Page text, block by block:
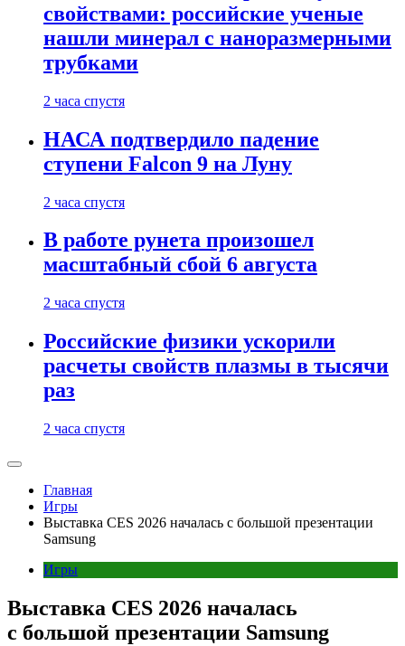
свойствами: российские ученые
нашли минерал с наноразмерными
трубками
2 часа спустя
НАСА подтвердило падение
ступени Falcon 9 на Луну
2 часа спустя
В работе рунета произошел
масштабный сбой 6 августа
2 часа спустя
Российские физики ускорили
расчеты свойств плазмы в тысячи
раз
2 часа спустя
Главная
Игры
Выставка CES 2026 началась с большой презентации
Samsung
Игры
Выставка CES 2026 началась
с большой презентации Samsung